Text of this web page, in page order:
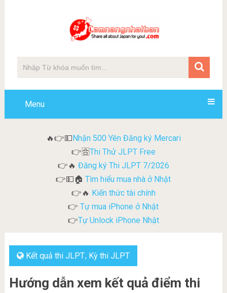
Menu
🔥👉💵Nhận 500 Yên Đăng ký Mercari
👉🈴Thi Thử JLPT Free
👉🔥 Đăng ký Thi JLPT 7/2026
👉💵🏠Tìm hiểu mua nhà ở Nhật
👉🔥 Kiến thức tài chính
👉 Tự mua iPhone ở Nhật
👉Tự Unlock iPhone Nhật
Kết quả thi JLPT, Kỳ thi JLPT
Hướng dẫn xem kết quả điểm thi